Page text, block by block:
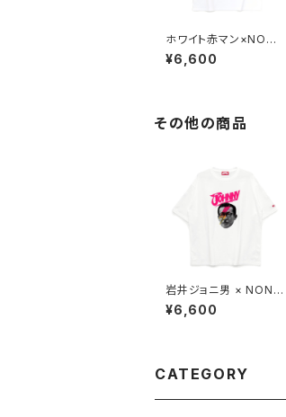
ホワイト赤マン×NONB
EE! COLLABORATIO
N TEE white/red
¥6,600
その他の商品
岩井ジョニ男 × NONB
EE! ボウイ風 COLLAB
TEE white/neon-pin
¥6,600
CATEGORY